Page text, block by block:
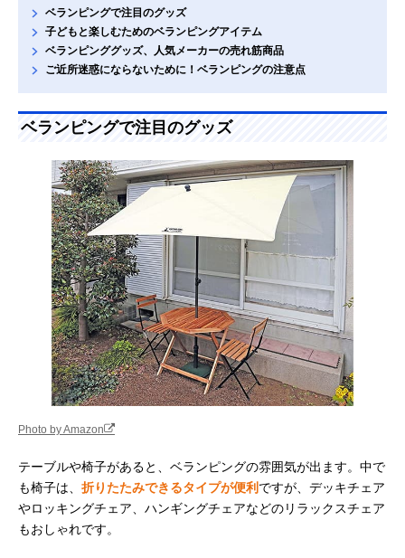
ベランピングで注目のグッズ
子どもと楽しむためのベランピングアイテム
ベランピンググッズ、人気メーカーの売れ筋商品
ご近所迷惑にならないために！ベランピングの注意点
ベランピングで注目のグッズ
Photo by Amazon
テーブルや椅子があると、ベランピングの雰囲気が出ます。中で
も椅子は、 折りたたみできるタイプが便利 ですが、デッキチェア
やロッキングチェア、ハンギングチェアなどのリラックスチェア
もおしゃれです。